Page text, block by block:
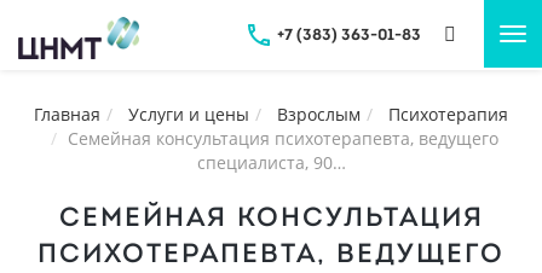
+7 (383) 363-01-83
Главная Услуги и цены Взрослым
Психотерапия
Семейная консультация психотерапевта, ведущего
специалиста, 90…
СЕМЕЙНАЯ КОНСУЛЬТАЦИЯ
ПСИХОТЕРАПЕВТА, ВЕДУЩЕГО